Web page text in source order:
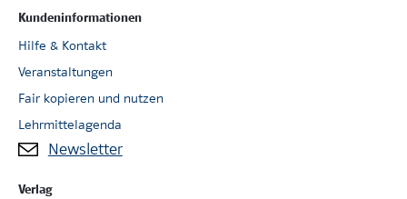
Kundeninformationen
Hilfe & Kontakt
Veranstaltungen
Fair kopieren und nutzen
Lehrmittelagenda
Newsletter
Verlag